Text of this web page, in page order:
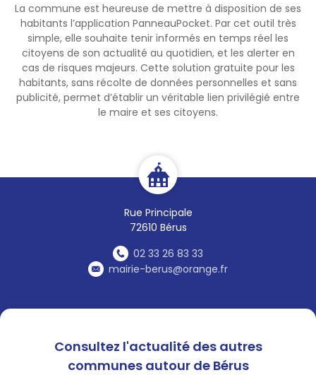
La commune est heureuse de mettre à disposition de ses
habitants l’application PanneauPocket. Par cet outil très
simple, elle souhaite tenir informés en temps réel les
citoyens de son actualité au quotidien, et les alerter en
cas de risques majeurs. Cette solution gratuite pour les
habitants, sans récolte de données personnelles et sans
publicité, permet d’établir un véritable lien privilégié entre
le maire et ses citoyens.
Rue Principale
72610 Bérus
02 33 26 83 33
mairie-berus@orange.fr
Consultez l'actualité des autres
communes autour de Bérus